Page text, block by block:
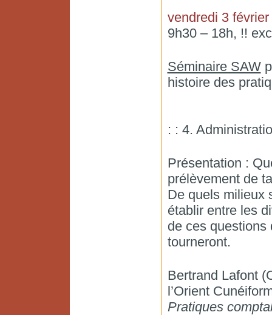
vendredi 3 février
9h30 – 18h, !!
Séminaire SAW
histoire des
: : 4.
Présentation :
prélèvement de
De quels milieux
établir entre les
de ces questions
tourneront.
Bertrand Lafont
l’Orient
Pratiques